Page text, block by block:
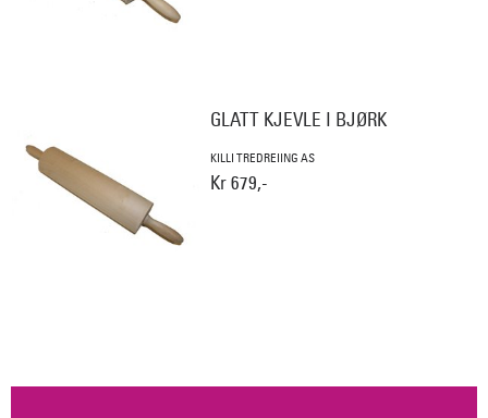
GLATT KJEVLE I BJØRK
KILLI TREDREIING AS
Kr 679,-